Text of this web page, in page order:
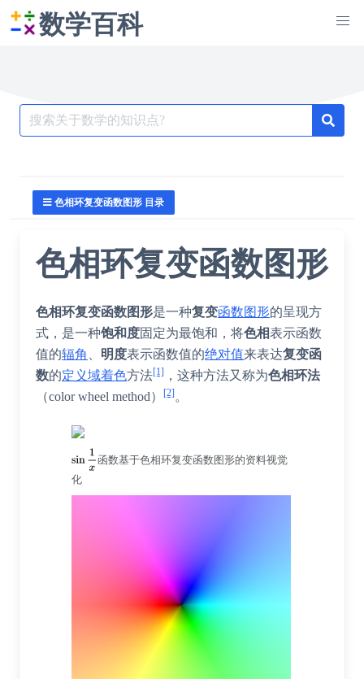
数学百科
Search
for:
色相环复变函数图形 目录
色相环复变函数图形
色相环复变函数图形是一种复变函数图形的呈现方
式，是一种饱和度固定为最饱和，将色相表示函数
值的辐角 明度表示函数值的绝对值来表达复变函
数的定义域着色方法[1] ，这种方法又称为色相环法
（color wheel method） [2]。
函数基于色相环复变函数图形的资料视觉
化